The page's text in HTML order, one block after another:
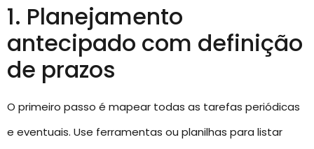
1. Planejamento
antecipado com definição
de prazos
O primeiro passo é mapear todas as tarefas periódicas
e eventuais. Use ferramentas ou planilhas para listar